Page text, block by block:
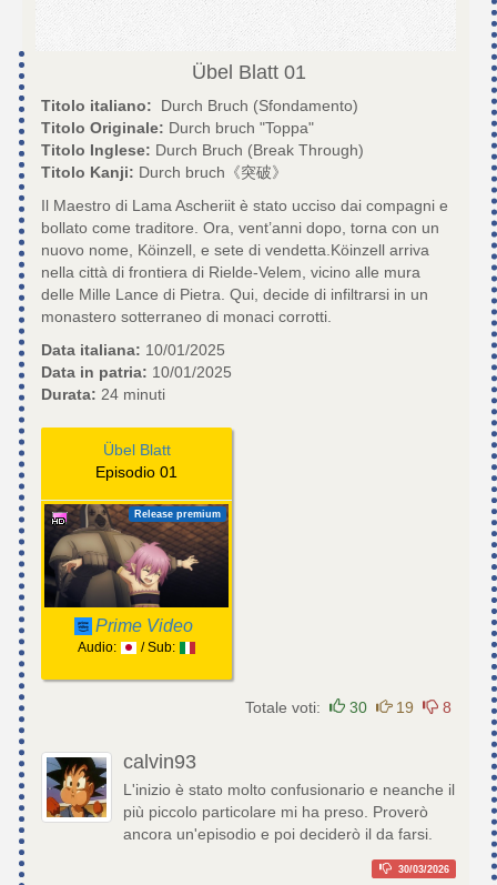
Übel Blatt01
Titolo italiano:
Durch Bruch (Sfondamento)
Titolo Originale: Durch bruch "Toppa"
Titolo Inglese: Durch Bruch (Break Through)
Titolo Kanji: Durch bruch《突破》
Il Maestro di Lama Ascheriit è stato ucciso dai compagni e
bollato come traditore. Ora, vent’anni dopo, torna con un
nuovo nome, Köinzell, e sete di vendetta.Köinzell arriva
nella città di frontiera di Rielde-Velem, vicino alle mura
delle Mille Lance di Pietra. Qui, decide di infiltrarsi in un
monastero sotterraneo di monaci corrotti.
Data italiana: 10/01/2025
Data in patria: 10/01/2025
Durata: 24 minuti
Übel Blatt
Episodio 01
Release premium
Prime Video
Audio: / Sub:
Totale voti: 30 19 8
calvin93
L'inizio è stato molto confusionario e neanche il
più piccolo particolare mi ha preso. Proverò
ancora un'episodio e poi deciderò il da farsi.
30/03/2026